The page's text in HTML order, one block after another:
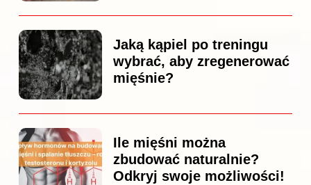
Jaką kąpiel po treningu
wybrać, aby zregenerować
mięśnie?
Ile mięśni można
zbudować naturalnie?
Odkryj swoje możliwości!